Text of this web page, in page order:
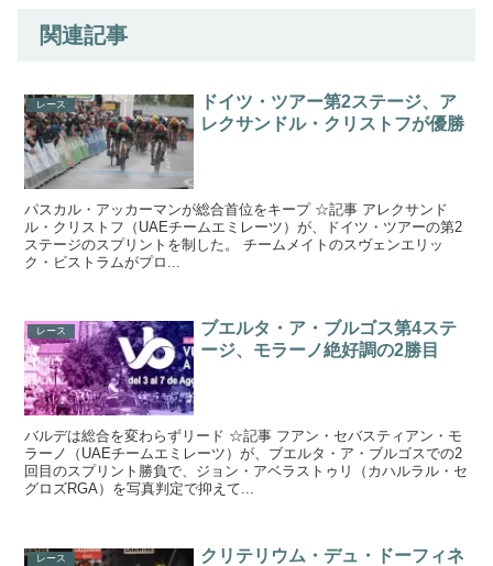
関連記事
レース
ドイツ・ツアー第2ステージ、ア
レクサンドル・クリストフが優勝
パスカル・アッカーマンが総合首位をキープ ☆記事 アレクサンド
ル・クリストフ（UAEチームエミレーツ）が、ドイツ・ツアーの第2
ステージのスプリントを制した。 チームメイトのスヴェンエリッ
ク・ビストラムがプロ...
レース
ブエルタ・ア・ブルゴス第4ステ
ージ、モラーノ絶好調の2勝目
バルデは総合を変わらずリード ☆記事 フアン・セバスティアン・モ
ラーノ（UAEチームエミレーツ）が、ブエルタ・ア・ブルゴスでの2
回目のスプリント勝負で、ジョン・アベラストゥリ（カハルラル・セ
グロズRGA）を写真判定で抑えて...
レース
クリテリウム・デュ・ドーフィネ